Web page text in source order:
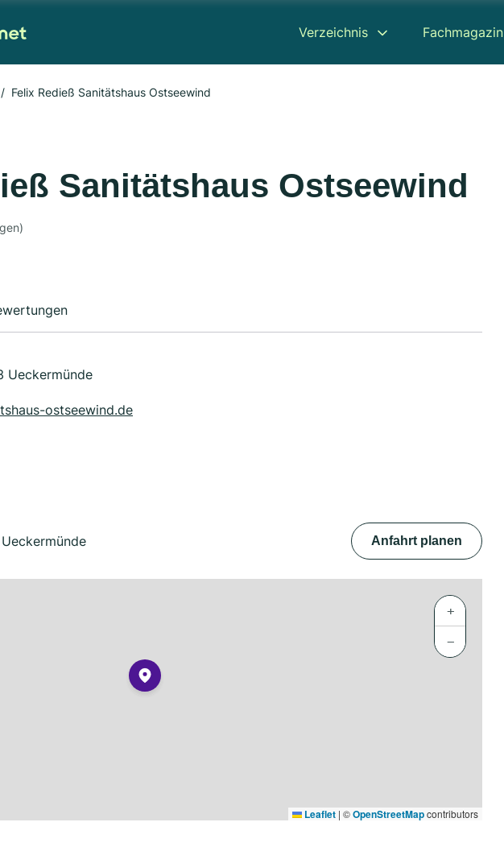
Verzeichnis Fachmagazin
Felix Redieß Sanitätshaus Ostseewind
Sanitätshaus Ostseewind
Ueckermünde
ostseewind.de
Anfahrt planen
+
−
Leaflet | ©OpenStreetMapcontributors